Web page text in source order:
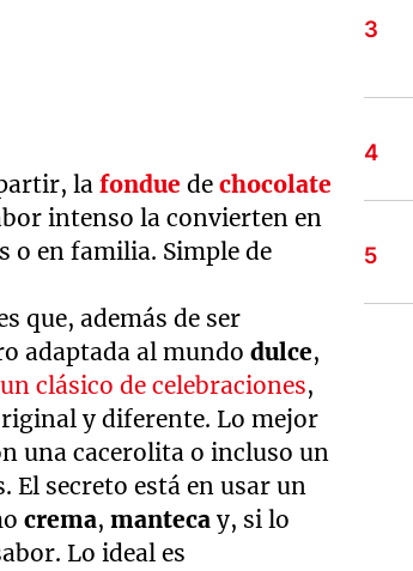
lafondue dechocolate
intenso la convierten en
o en familia. Simple de
que, además de ser
adaptada al mundodulce,
clásico de celebraciones,
y diferente. Lo mejor
una cacerolita o incluso un
secreto está en usar un
crema,mantecay, si lo
Lo ideal es